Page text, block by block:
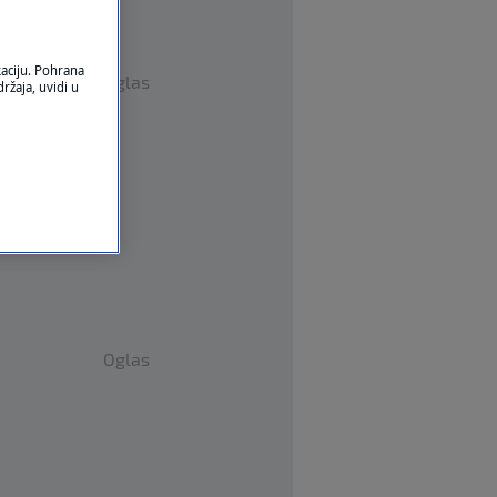
Oglas
Oglas
Pohrana
uvidi u